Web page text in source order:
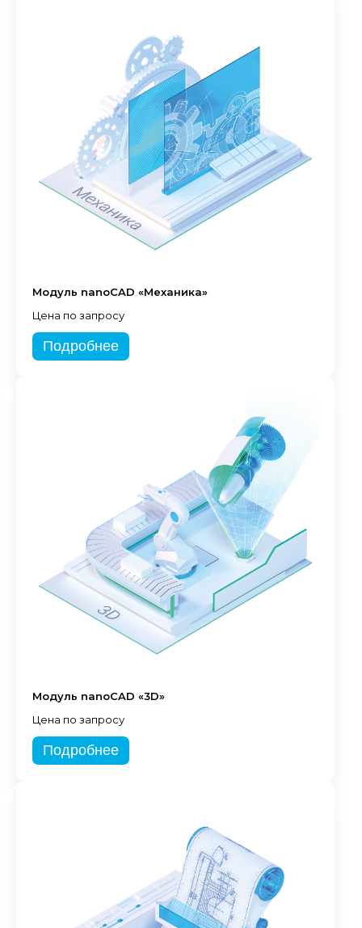
Модуль nanoCAD «Механика»
Цена по запросу
Подробнее
Модуль nanoCAD «3D»
Цена по запросу
Подробнее